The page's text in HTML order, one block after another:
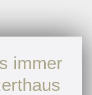
immer